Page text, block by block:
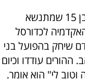
עומרי יאסו שהגיע מבאר שבע הוא בן 15 שמתנשא
האקדמיה לכדורסל
שיחק בהפועל בני
עודדו וכיום
וטוב לי" הוא אומר.